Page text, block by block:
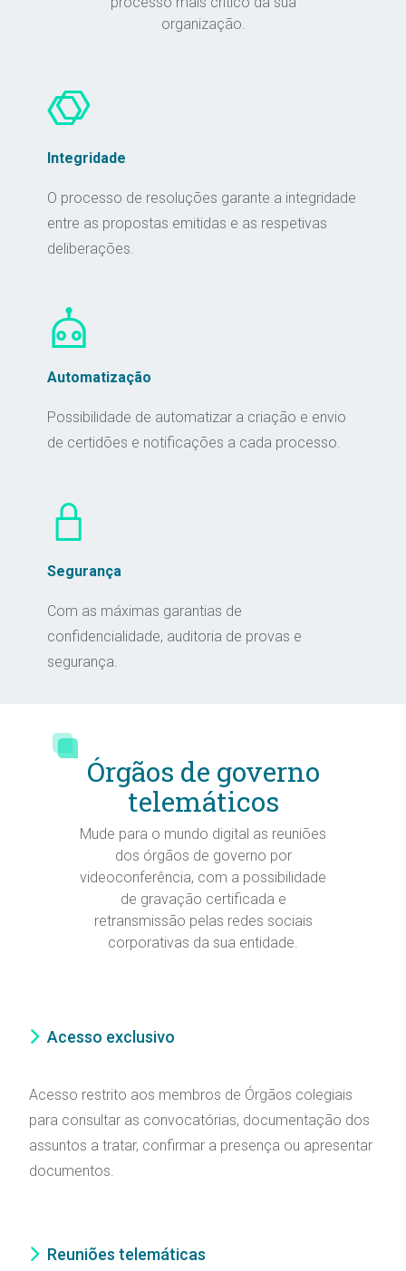
organização.
Integridade
O processo de resoluções garante a integridade
entre as propostas emitidas e as respetivas
deliberações.
Automatização
Possibilidade de automatizar a criação e envio
de certidões e notificações a cada processo.
Segurança
Com as máximas garantias de
confidencialidade, auditoria de provas e
segurança.
Órgãos de governo
telemáticos
Mude para o mundo digital as reuniões
dos órgãos de governo por
videoconferência, com a possibilidade
de gravação certificada e
retransmissão pelas redes sociais
corporativas da sua entidade.
Acesso exclusivo
Acesso restrito aos membros de Órgãos colegiais
para consultar as convocatórias, documentação dos
assuntos a tratar, confirmar a presença ou apresentar
documentos.
Reuniões telemáticas